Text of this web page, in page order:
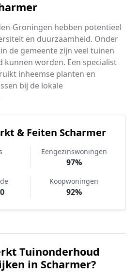
Groningen hebben potentieel
en duurzaamheid. Onder
de gemeente zijn veel tuinen
kunnen worden. Een specialist
inheemse planten en
bij de lokale
& Feiten Scharmer
Eengezinswoningen
97%
Koopwoningen
92%
Tuinonderhoud
in Scharmer?